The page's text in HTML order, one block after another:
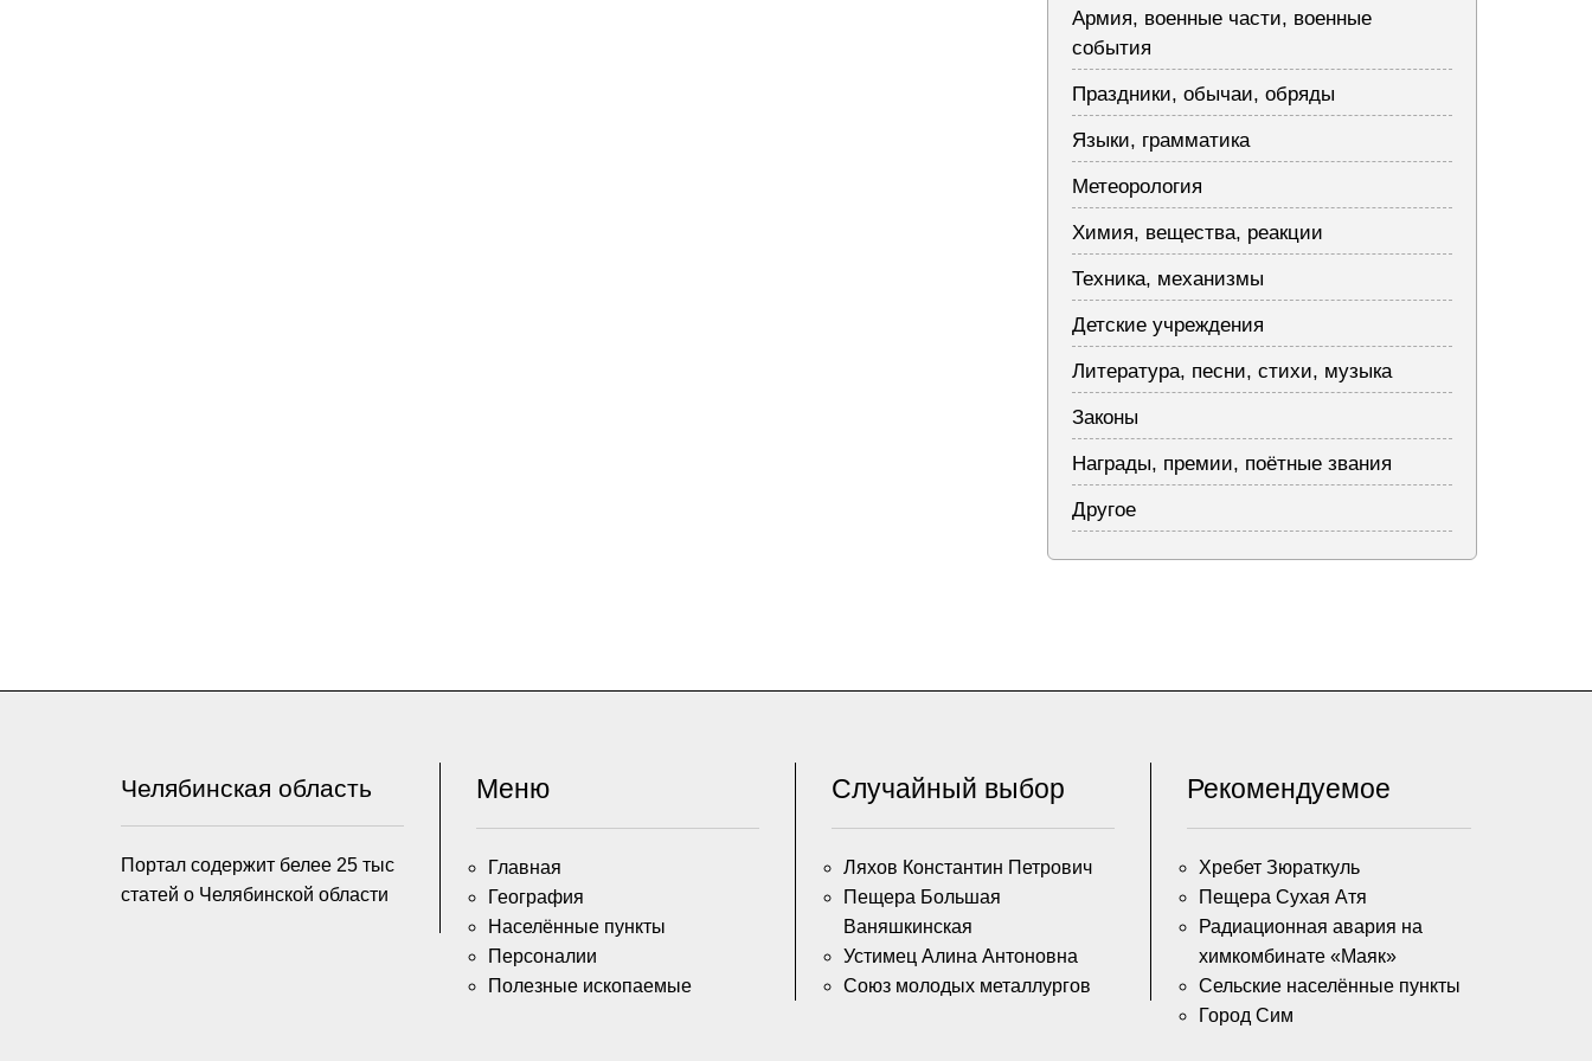
Армия, военные части, военные
события
Праздники, обычаи, обряды
Языки, грамматика
Метеорология
Химия, вещества, реакции
Техника, механизмы
Детские учреждения
Литература, песни, стихи, музыка
Законы
Награды, премии, поётные звания
Другое
Челябинская область
Портал содержит белее 25 тыс
статей о Челябинской области
Меню
Главная
География
Населённые пункты
Персоналии
Полезные ископаемые
Случайный выбор
Ляхов Константин Петрович
Пещера Большая
Ваняшкинская
Устимец Алина Антоновна
Союз молодых металлургов
Рекомендуемое
Хребет Зюраткуль
Пещера Сухая Атя
Радиационная авария на
химкомбинате «Маяк»
Сельские населённые пункты
Город Сим